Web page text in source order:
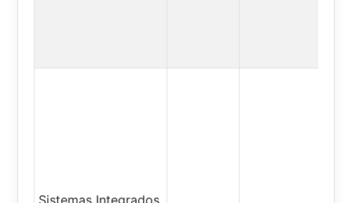
Sistemas Integrados